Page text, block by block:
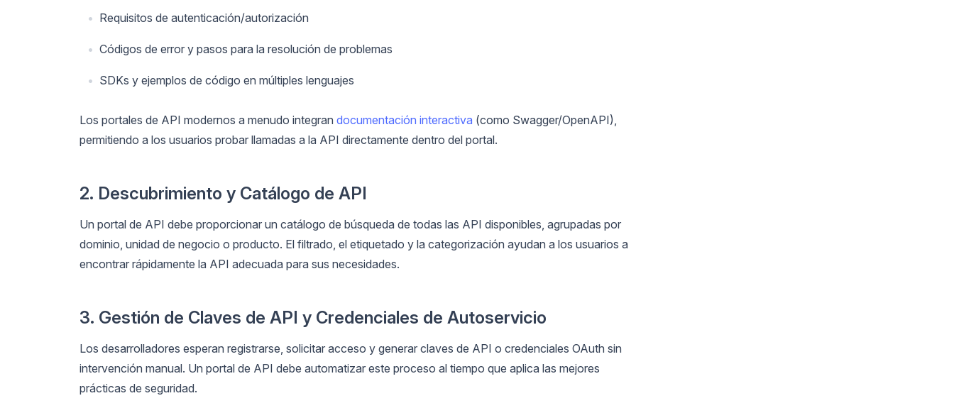
Requisitos de autenticación/autorización
Códigos de error y pasos para la resolución de problemas
SDKs y ejemplos de código en múltiples lenguajes
Los portales de API modernos a menudo integran documentación interactiva (como Swagger/OpenAPI),
permitiendo a los usuarios probar llamadas a la API directamente dentro del portal.
2. Descubrimiento y Catálogo de API
Un portal de API debe proporcionar un catálogo de búsqueda de todas las API disponibles, agrupadas por
dominio, unidad de negocio o producto. El filtrado, el etiquetado y la categorización ayudan a los usuarios a
encontrar rápidamente la API adecuada para sus necesidades.
3. Gestión de Claves de API y Credenciales de Autoservicio
Los desarrolladores esperan registrarse, solicitar acceso y generar claves de API o credenciales OAuth sin
intervención manual. Un portal de API debe automatizar este proceso al tiempo que aplica las mejores
prácticas de seguridad.